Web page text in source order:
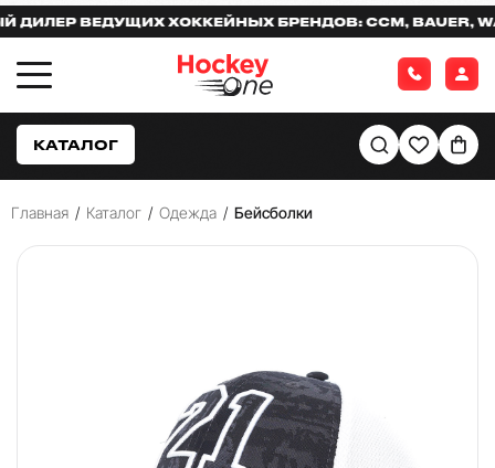
ВЕДУЩИХ ХОККЕЙНЫХ БРЕНДОВ: CCM, BAUER,
КАТАЛОГ
Главная / Каталог / Одежда / Бейсболки